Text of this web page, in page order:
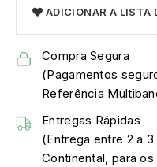
ADICIONAR A LISTA
Compra Segura
(Pagamentos
Referência
Entregas Rápidas
(Entrega entre 2 a
Continental, para